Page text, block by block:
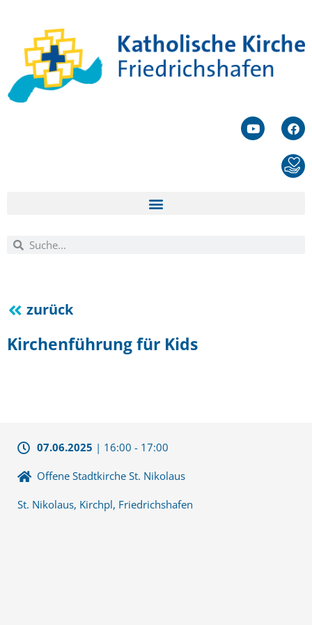
zurück
Kirchenführung für Kids
07.06.2025 | 16:00 - 17:00
Offene Stadtkirche St. Nikolaus
St. Nikolaus, Kirchpl, Friedrichshafen